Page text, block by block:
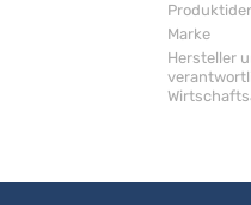
Marke
Hersteller